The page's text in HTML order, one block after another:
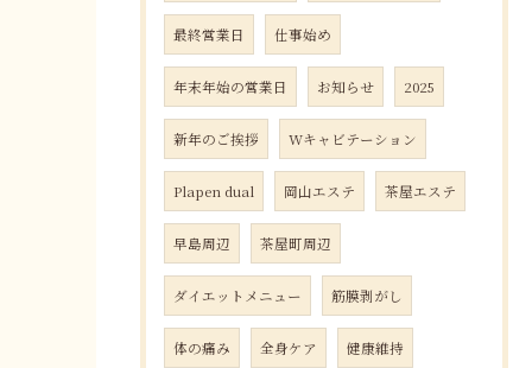
最終営業日 仕事始め
年末年始の営業日 お知らせ 2025
新年のご挨拶 Wキャビテーション
Plapen dual 岡山エステ 茶屋エステ
早島周辺 茶屋町周辺
ダイエットメニュー 筋膜剥がし
体の痛み 全身ケア 健康維持